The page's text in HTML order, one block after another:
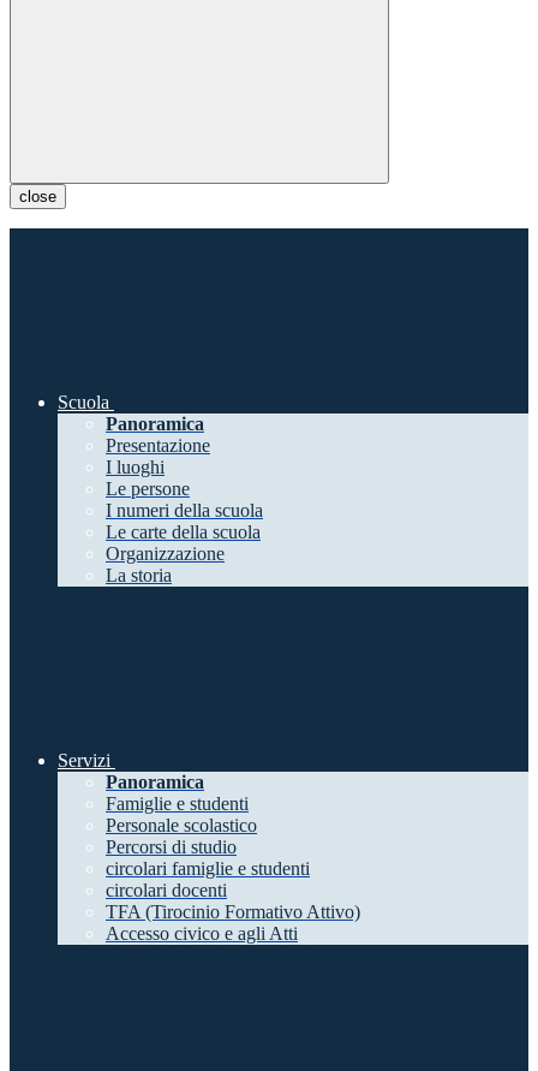
close
Scuola
Panoramica
Presentazione
I luoghi
Le persone
I numeri della scuola
Le carte della scuola
Organizzazione
La storia
Servizi
Panoramica
Famiglie e studenti
Personale scolastico
Percorsi di studio
circolari famiglie e studenti
circolari docenti
TFA (Tirocinio Formativo Attivo)
Accesso civico e agli Atti